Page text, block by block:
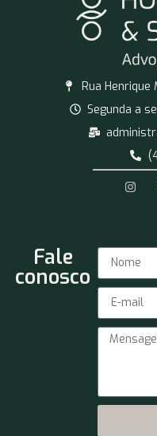
Rua Henrique
Segunda a
Fale
conosco